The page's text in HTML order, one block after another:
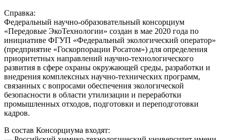
Справка:
Федеральный научно-образовательный консорциум
«Передовые ЭкоТехнологии» создан в мае 2020 года по
инициативе ФГУП «Федеральный экологический оператор»
(предприятие «Госкорпорации Росатом») для определения
приоритетных направлений научно-технологического
развития в сфере охраны окружающей среды, разработки и
внедрения комплексных научно-технических программ,
связанных с вопросами обеспечения экологической
безопасности в области утилизации и переработки
промышленных отходов, подготовки и переподготовки
кадров.
В состав Консорциума входят: